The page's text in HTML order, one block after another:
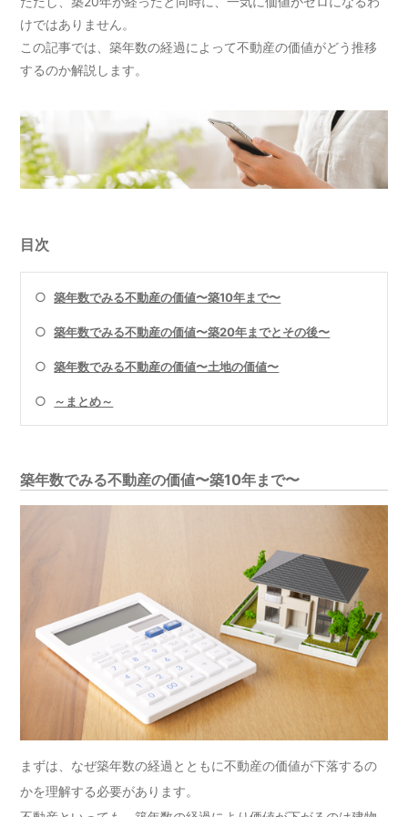
けではありません。
この記事では、築年数の経過によって不動産の価値がどう推移
するのか解説します。
目次
○築年数でみる不動産の価値〜築10年まで〜
○築年数でみる不動産の価値〜築20年までとその後〜
○築年数でみる不動産の価値〜土地の価値〜
○ ～まとめ～
築年数でみる不動産の価値〜築10年まで〜
まずは、なぜ築年数の経過とともに不動産の価値が下落するの
かを理解する必要があります。